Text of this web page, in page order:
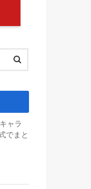
ャラ
でまと